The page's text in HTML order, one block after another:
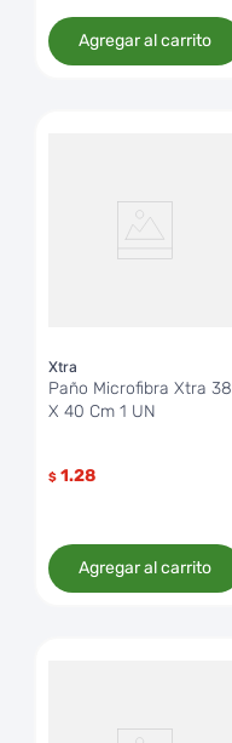
Agregar al carrito
Xtra
Paño Microfibra Xtra 38
X 40 Cm 1 UN
$ 1.28
Agregar al carrito